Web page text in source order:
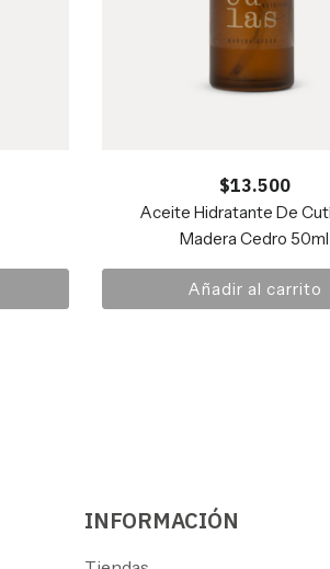
$13.500
Aceite Hidratante De
Madera Cedro 50ml
Añadir al carrito
INFORMACIÓN